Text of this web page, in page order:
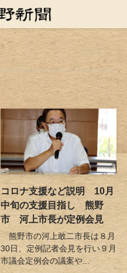
コロナ支援など説明 10月
中旬の支援目指し 熊野
市 河上市長が定例会見
熊野市の河上敢二市長は８月
30日、定例記者会見を行い９月
市議会定例会の議案や...